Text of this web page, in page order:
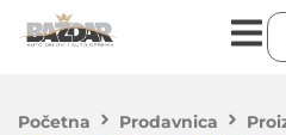
Početna Prodavnica